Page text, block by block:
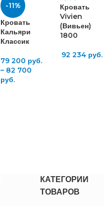
-11%
Кровать
Кальяри
Классик
79 200 руб.
– 82 700
руб.
Кровать
Vivien
(Вивьен)
1800
92 234руб.
КАТЕГОРИИ
ТОВАРОВ